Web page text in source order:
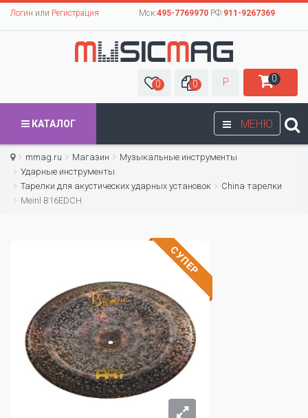
Логин или Регистрация Мск:495-7769970РФ:911-9267369
0 0 Р 0
МЕНЮ
КАТАЛОГ
mmag.ru Магазин
Музыкальные инструменты
Ударные инструменты
Тарелки для акустических ударных установок
China тарелки
Meinl B16EDCH
СУПЕР